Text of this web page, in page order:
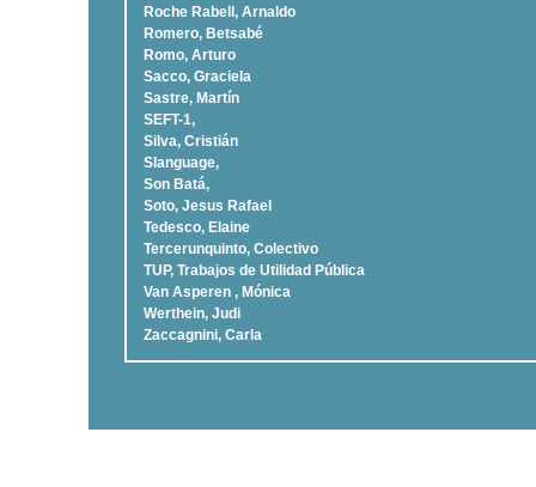
Roche Rabell, Arnaldo
Romero, Betsabé
Romo, Arturo
Sacco, Graciela
Sastre, Martí­n
SEFT-1,
Silva, Cristián
Slanguage,
Son Batá,
Soto, Jesus Rafael
Tedesco, Elaine
Tercerunquinto, Colectivo
TUP, Trabajos de Utilidad Pública
Van Asperen , Mónica
Werthein, Judi
Zaccagnini, Carla